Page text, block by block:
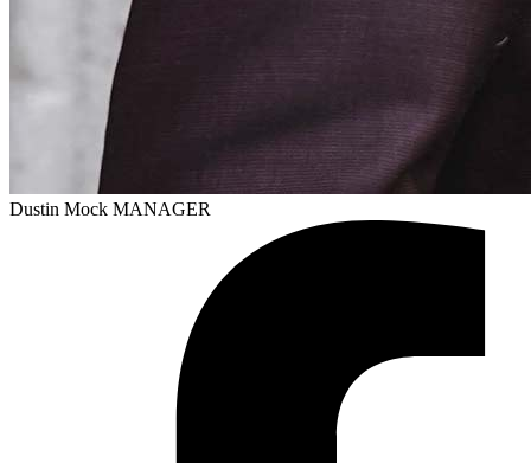
Dustin Mock MANAGER